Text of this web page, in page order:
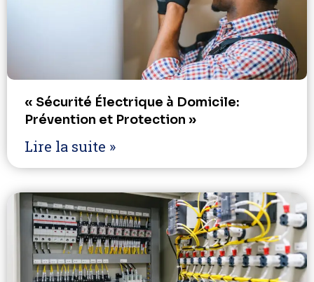
« Sécurité Électrique à Domicile:
Prévention et Protection »
Lire la suite »